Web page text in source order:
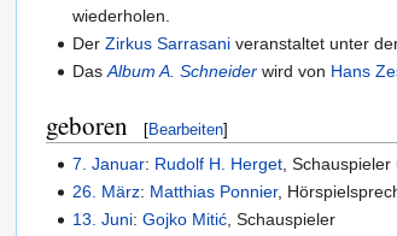
wiederholen.
DerZirkus Sarrasani veranstaltet unter
DasAlbum A. Schneider wird von Hans
geboren [Bearbeiten]
7. Januar: Rudolf H. Herget ,
26. März: Matthias Ponnier,
13. Juni:Gojko Mitić, Schauspieler